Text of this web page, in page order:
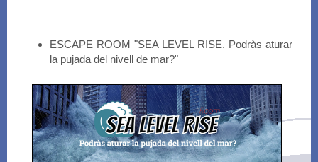
ESCAPE ROOM "SEA LEVEL RISE. Podràs aturar
la pujada del nivell de mar?"